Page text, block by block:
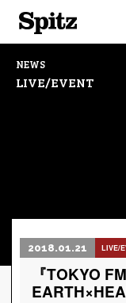
NEWS
LIVE/EVENT
2018.01.21 LIVE/
『TOKYO